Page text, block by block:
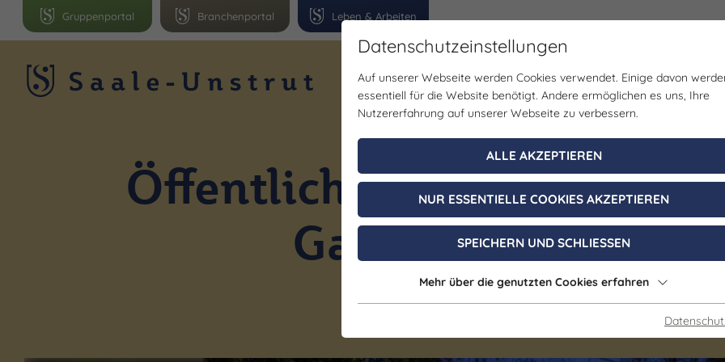
Leben & Arbeiten
Branchenportal
Gruppenportal
Region Erlebnisse Veranstaltungen Planen
Führung/Besichtigung
Öffentliche
Gassen und
10. Oktober 2026, 19:00 - 21:00 Uhr
Datenschutzeinstellungen
Auf unserer Webseite werden Cookies verwendet. Einige davon
essentiell für die Website benötigt. Andere ermöglichen es uns, Ihre
Nutzererfahrung auf unserer Webseite zu verbessern.
ALLE AKZEPTIEREN
NUR ESSENTIELLE COOKIES AKZEPTIEREN
SPEICHERN UND SCHLIESSEN
Mehr über die genutzten Cookies erfahren